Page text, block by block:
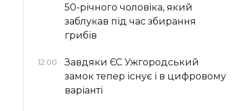
50-річного чоловіка, який
заблукав під час збирання
грибів
12:00
Завдяки ЄС Ужгородський
замок тепер існує і в цифровому
варіанті